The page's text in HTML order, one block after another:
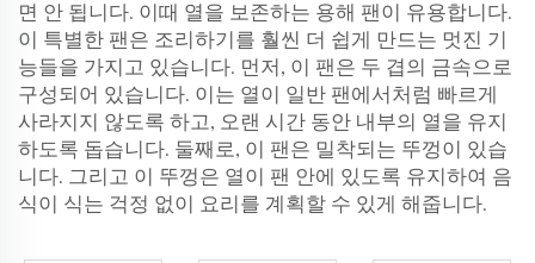
면 안 됩니다. 이때 열을 보존하는 용해 팬이 유용합니다.
이 특별한 팬은 조리하기를 훨씬 더 쉽게 만드는 멋진 기
능들을 가지고 있습니다. 먼저, 이 팬은 두 겹의 금속으로
구성되어 있습니다. 이는 열이 일반 팬에서처럼 빠르게
사라지지 않도록 하고, 오랜 시간 동안 내부의 열을 유지
하도록 돕습니다. 둘째로, 이 팬은 밀착되는 뚜껑이 있습
니다. 그리고 이 뚜껑은 열이 팬 안에 있도록 유지하여 음
식이 식는 걱정 없이 요리를 계획할 수 있게 해줍니다.